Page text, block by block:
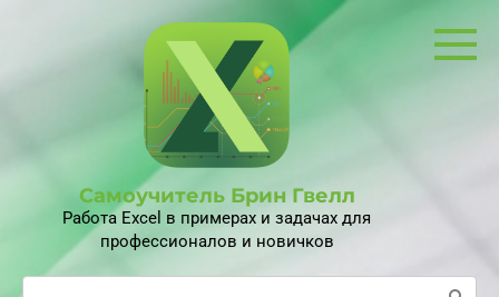
Самоучитель Брин Гвелл
Работа Excel в примерах и задачах для
профессионалов и новичков
Поиск: